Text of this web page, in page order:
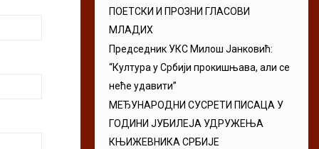
ПОЕТСКИ И ПРОЗНИ ГЛАСОВИ
МЛАДИХ
Председник УКС Милош Јанковић:
“Култура у Србији прокишњава, али се
неће удавити”
МЕЂУНАРОДНИ СУСРЕТИ ПИСАЦА У
ГОДИНИ ЈУБИЛЕЈА УДРУЖЕЊА
КЊИЖЕВНИКА СРБИЈЕ